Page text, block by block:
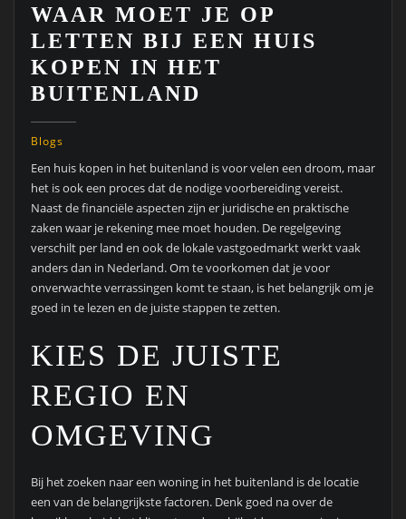
WAAR MOET JE OP
LETTEN BIJ EEN HUIS
KOPEN IN HET
BUITENLAND
Blogs
Een huis kopen in het buitenland is voor velen een droom, maar
het is ook een proces dat de nodige voorbereiding vereist.
Naast de financiële aspecten zijn er juridische en praktische
zaken waar je rekening mee moet houden. De regelgeving
verschilt per land en ook de lokale vastgoedmarkt werkt vaak
anders dan in Nederland. Om te voorkomen dat je voor
onverwachte verrassingen komt te staan, is het belangrijk om je
goed in te lezen en de juiste stappen te zetten.
KIES DE JUISTE
REGIO EN
OMGEVING
Bij het zoeken naar een woning in het buitenland is de locatie
een van de belangrijkste factoren. Denk goed na over de